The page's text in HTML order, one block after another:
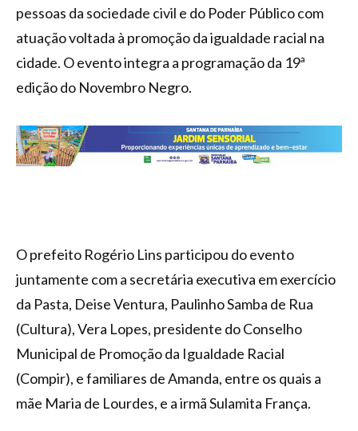
pessoas da sociedade civil e do Poder Público com
atuação voltada à promoção da igualdade racial na
cidade. O evento integra a programação da 19ª
edição do Novembro Negro.
O prefeito Rogério Lins participou do evento
juntamente com a secretária executiva em exercício
da Pasta, Deise Ventura, Paulinho Samba de Rua
(Cultura), Vera Lopes, presidente do Conselho
Municipal de Promoção da Igualdade Racial
(Compir), e familiares de Amanda, entre os quais a
mãe Maria de Lourdes, e a irmã Sulamita França.